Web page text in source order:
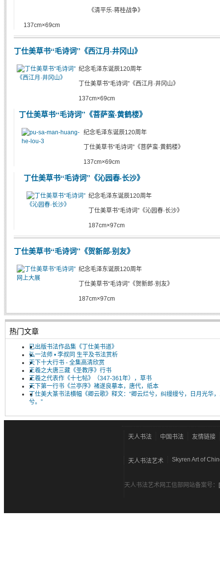
《清平乐·蒋桂战争》
137cm×69cm
丁仕美草书“毛诗词”《西江月·井冈山》
纪念毛泽东诞辰120周年
丁仕美草书“毛诗词”《西江月·井冈山》
137cm×69cm
丁仕美草书“毛诗词”《菩萨蛮·黄鹤楼》
纪念毛泽东诞辰120周年
丁仕美草书“毛诗词”《菩萨蛮·黄鹤楼》
137cm×69cm
丁仕美草书“毛诗词”《沁园春·长沙》
纪念毛泽东诞辰120周年
丁仕美草书“毛诗词”《沁园春·长沙》
187cm×97cm
丁仕美草书“毛诗词”《贺新郎·别友》
纪念毛泽东诞辰120周年
丁仕美草书“毛诗词”《贺新郎·别友》
187cm×97cm
热门文章
已出版书法作品集《丁仕美书道》
弘一法师 • 李叔同 生平及书法赏析
天下十大行书 - 全集高清欣赏
王羲之大唐三藏《圣教序》行书
王羲之代表作《十七帖》（347-361年），草书
天下第一行书《兰亭序》褚遂良摹本，唐代，纸本
丁仕美大篆书法横幅《卿云歌》释文：“卿云烂兮，纠缦缦兮，日月光华
兮。”
天人书法 中国书法 友情链接
天人书法艺术 Skyren Art of
天人书法艺术网工信部网站备案号：